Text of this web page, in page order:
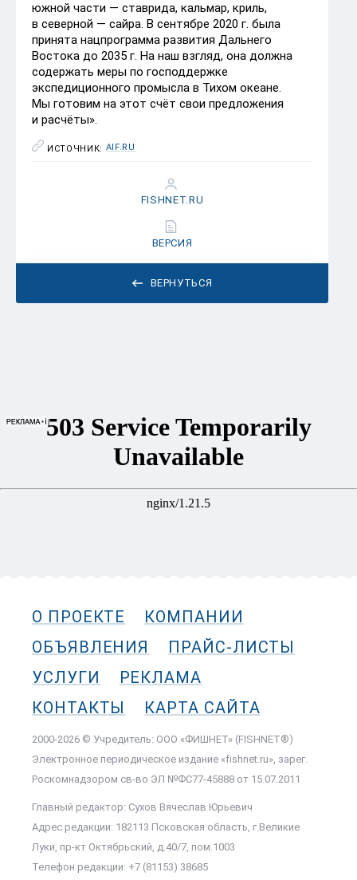
южной части — ставрида, кальмар, криль,
в северной — сайра. В сентябре 2020 г. была
принята нацпрограмма развития Дальнего
Востока до 2035 г. На наш взгляд, она должна
содержать меры по господдержке
экспедиционного промысла в Тихом океане.
Мы готовим на этот счёт свои предложения
и расчёты».
ИСТОЧНИК: AIF.RU
ВЕРНУТЬСЯ
FISHNET.RU
ВЕРСИЯ
О ПРОЕКТЕ
КОМПАНИИ
ОБЪЯВЛЕНИЯ
ПРАЙС-ЛИСТЫ
УСЛУГИ
РЕКЛАМА
КОНТАКТЫ
КАРТА САЙТА
2000-2026 © Учредитель: ООО «ФИШНЕТ» (FISHNET®)
Электронное периодическое издание «fishnet.ru», зарег.
Роскомнадзором cв-во ЭЛ №ФС77-45888 от 15.07.2011
Главный редактор: Сухов Вячеслав Юрьевич
Адрес редакции: 182113 Псковская область, г.Великие
Луки, пр-кт Октябрьский, д.40/7, пом.1003
Телефон редакции: +7 (81153) 38685